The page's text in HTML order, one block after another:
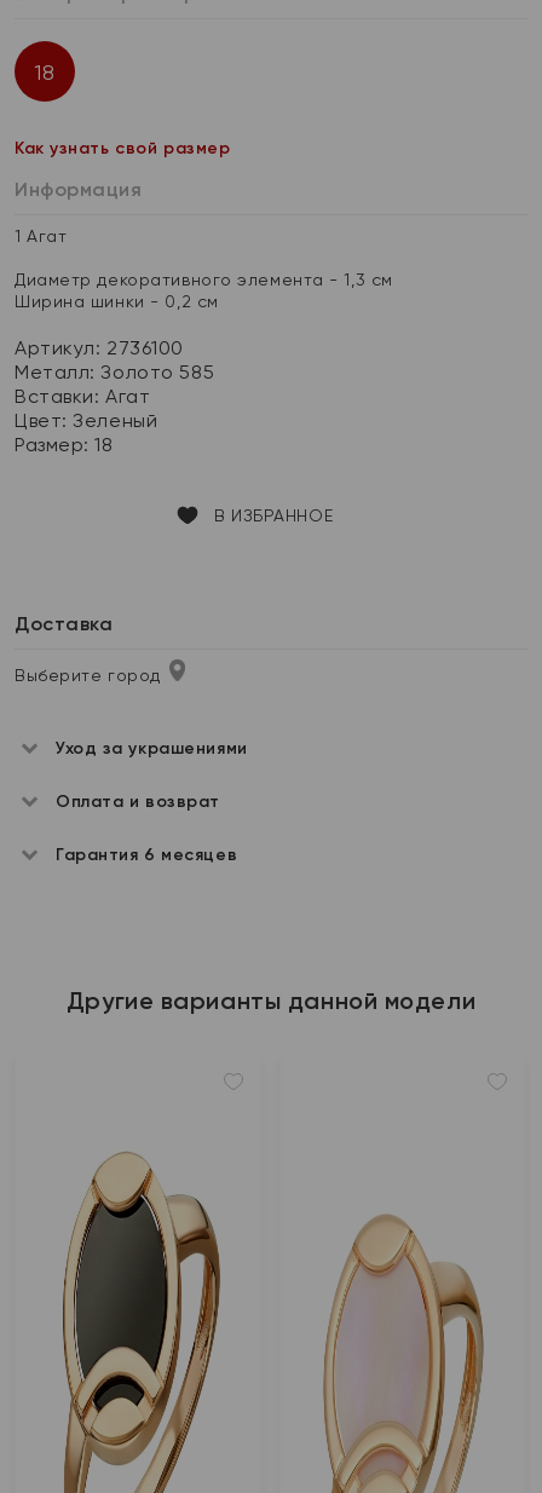
18
Как узнать свой размер
Информация
1 Агат
Диаметр декоративного элемента - 1,3 см
Ширина шинки - 0,2 см
Артикул: 2736100
Металл:Золото 585
Вставки:Агат
Цвет:Зеленый
Размер:18
В ИЗБРАННОЕ
Доставка
Выберите город
Уход за украшениями
Оплата и возврат
Гарантия 6 месяцев
Другие варианты данной модели